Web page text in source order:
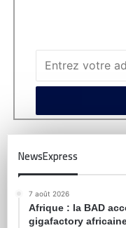
NewsExpress
7 août 2026
Afrique : la BAD
gigafactory